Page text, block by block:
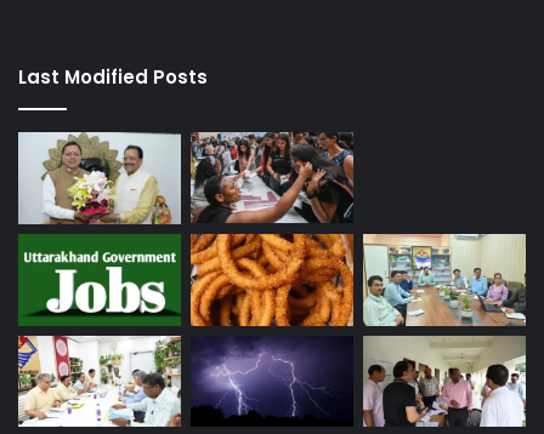
Last Modified Posts